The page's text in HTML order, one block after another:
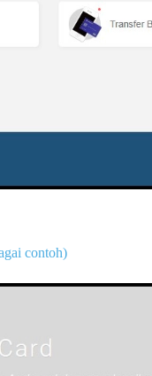
contoh)